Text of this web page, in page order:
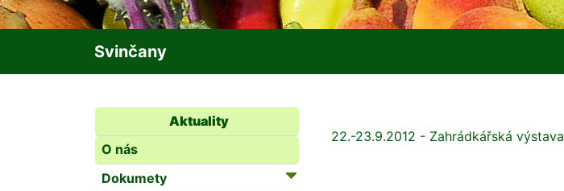
Svinčany
Aktuality
O nás
Dokumety
22.-23.9.2012 - Zahrádkářská výstava